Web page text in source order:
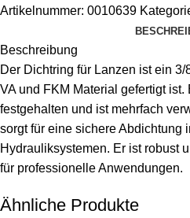
Artikelnummer: 0010639
Beschreibung
Der Dichtring für Lanzen ist ein
VA und FKM Material gefertigt
festgehalten und ist mehrfach
sorgt für eine sichere Abdichtung
Hydrauliksystemen. Er ist robust
für professionelle Anwendungen.
Ähnliche Produkte